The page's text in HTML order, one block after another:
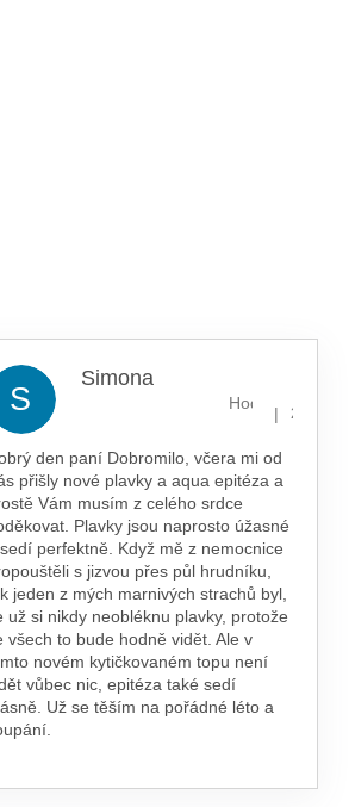
5 z 5 hvězdiček.
S
Simona
Hodnocení
|
den paní Dobromilo, včera mi od
přišly nové plavky a aqua epitéza a
Vám musím z celého srdce
Plavky jsou naprosto úžasné
perfektně. Když mě z nemocnice
s jizvou přes půl hrudníku,
jeden z mých marnivých strachů byl,
už si nikdy neobléknu plavky, protože
všech to bude hodně vidět. Ale v
novém kytičkovaném topu není
vůbec nic, epitéza také sedí
Už se těším na pořádné léto a